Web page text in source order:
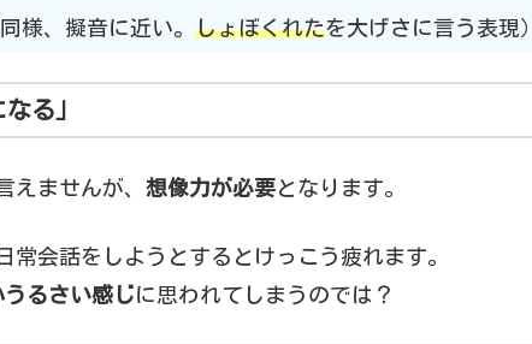
同様、擬音に近い。 しょぼくれたを大げさに言う表現）
る」
えませんが、 想像力が必要となります。
常会話をしようとするとけっこう疲れます。
うるさい感じに思われてしまうのでは？